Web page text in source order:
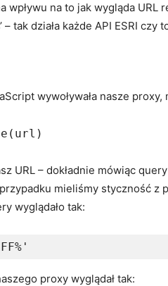
wpływu na to jak wygląda URL
– tak działa każde API ESRI
wywoływała nasze
URL – dokładnie mówiąc
mieliśmy styczność z
wyglądało tak:
proxy wyglądał tak: